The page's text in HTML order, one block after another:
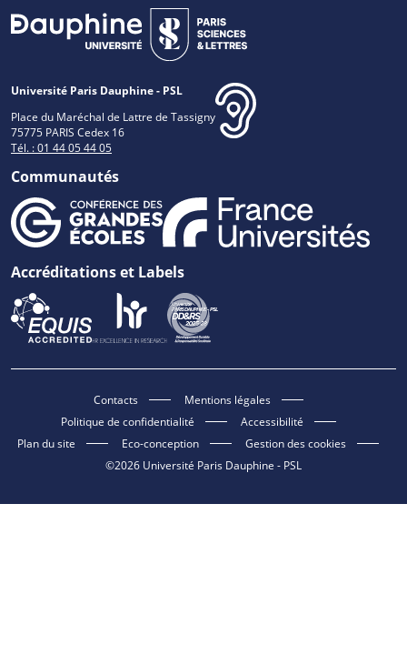
Université Paris Dauphine - PSL
Place du Maréchal de Lattre de Tassigny
75775 PARIS Cedex 16
Tél. : 01 44 05 44 05
Communautés
Accréditations et Labels
Contacts
Mentions légales
Politique de confidentialité
Accessibilité
Plan du site
Eco-conception
Gestion des cookies
©2026 Université Paris Dauphine - PSL